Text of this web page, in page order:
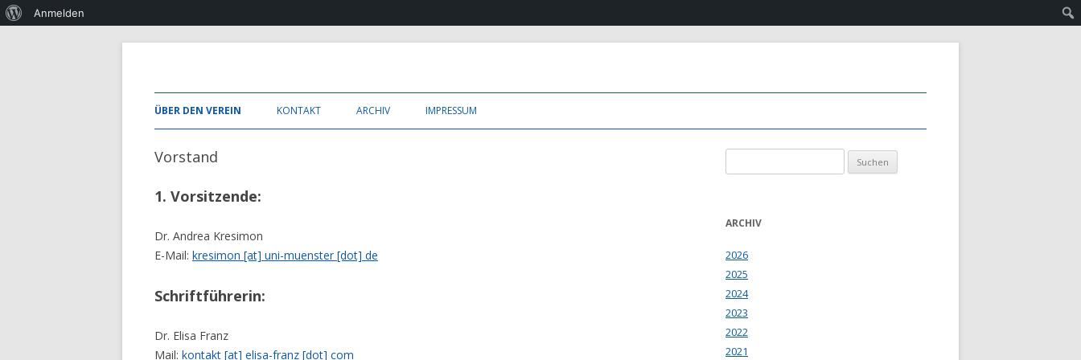
Zum Inhalt springen
ÜBER DEN VEREIN
VORSTAND
KONTAKT ARCHIV IMPRESSUM
Vorstand
1. Vorsitzende:
Dr. Andrea Kresimon
E-Mail: kresimon [at] uni-muenster [dot] de
Schriftführerin:
Dr. Elisa Franz
Mail: kontakt [at] elisa-franz [dot] com
nach:
ARCHIV
2026
2025
2024
2023
2022
2021
Über
Anmelden